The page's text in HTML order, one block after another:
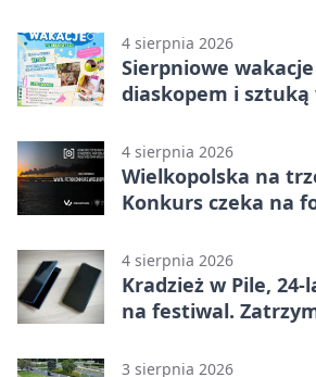
4 sierpnia 2026
Sierpniowe
diaskopem i sztuką
4 sierpnia 2026
Wielkopolska na
Konkurs czeka na
4 sierpnia 2026
Kradzież w Pile, 24-
na festiwal.
3 sierpnia 2026